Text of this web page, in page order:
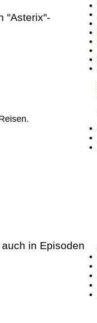
"Asterix"-
in Episoden